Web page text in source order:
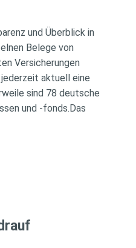
und Überblick in
Belege von
Versicherungen
jederzeit aktuell eine
sind 78 deutsche
und -fonds.Das